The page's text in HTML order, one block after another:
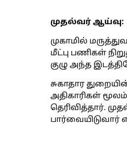
முதல்வர் ஆய்வு:
முகாமில்
மீட்பு பணிகள்
குழு அந்த
சுகாதார
அதிகாரிகள்
தெரிவித்தார்.
பார்வையிடுவார்